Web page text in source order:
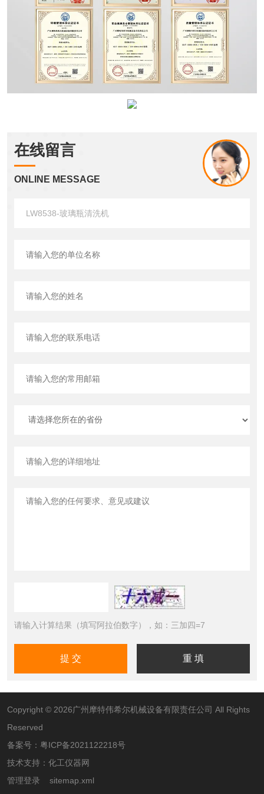
在线留言
ONLINE MESSAGE
请输入计算结果（填写阿拉伯数字），如：三加四=7
Copyright © 2026广州摩特伟希尔机械设备有限责任公司 All Rights
Reserved
备案号： 粤ICP备2021122218号
技术支持： 化工仪器网
管理登录
sitemap.xml